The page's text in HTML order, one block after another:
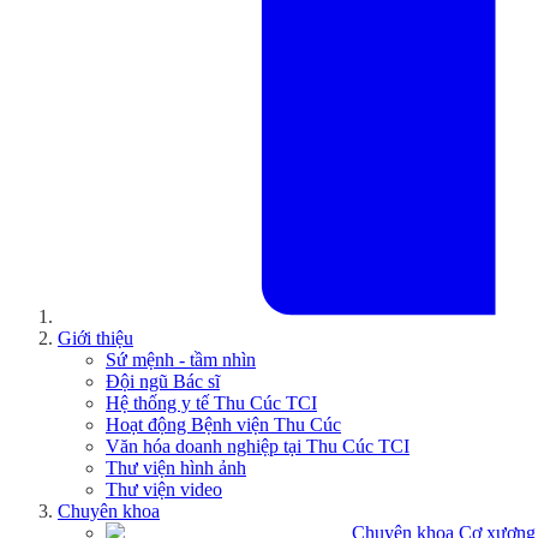
Giới thiệu
Sứ mệnh - tầm nhìn
Đội ngũ Bác sĩ
Hệ thống y tế Thu Cúc TCI
Hoạt động Bệnh viện Thu Cúc
Văn hóa doanh nghiệp tại Thu Cúc TCI
Thư viện hình ảnh
Thư viện video
Chuyên khoa
Chuyên khoa Cơ